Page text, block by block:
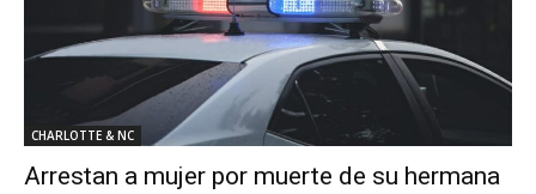
CHARLOTTE & NC
Arrestan a mujer por muerte de su hermana